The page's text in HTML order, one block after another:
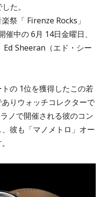
た。
祭「 Firenze Rocks」
催中の 6月 14日金曜日、
Ed Sheeran（エド・シー
の 1位を獲得したこの若
りウォッチコレクターで
ノで開催される彼のコン
彼も「マノメトロ」オー